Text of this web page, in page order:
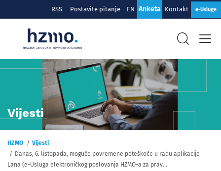
RSS Postavite pitanje EN Anketa Kontakt e-Usluge
Vijesti
HZMO
Vijesti
Danas, 6. listopada, moguće povremene poteškoće u radu aplikacije
Lana (e-Usluga elektroničkog poslovanja HZMO-a za prav...